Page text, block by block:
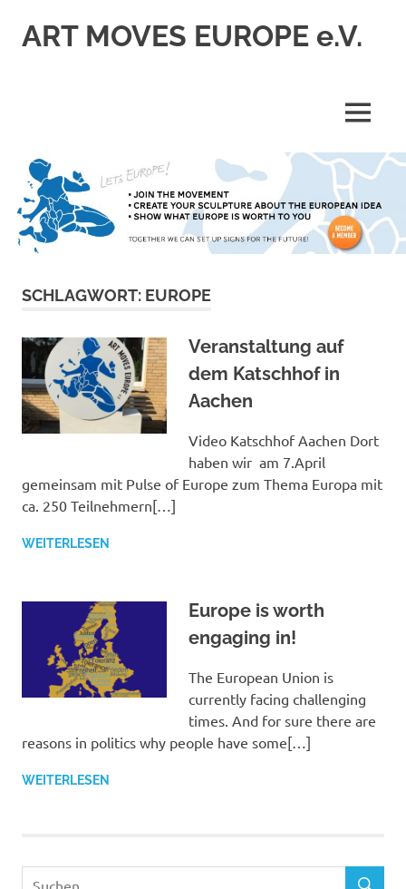
InhaltART MOVES EUROPE e.V.
MENÜ
SCHLAGWORT: EUROPE
Veranstaltung auf
dem Katschhof in
Aachen
Video Katschhof Aachen Dort
haben wir am 7.April
gemeinsam mit Pulse of Europe zum Thema Europa mit
ca. 250 Teilnehmern[…]
WEITERLESEN
Europe is worth
engaging in!
The European Union is
currently facing challenging
times. And for sure there are
reasons in politics why people have some[…]
WEITERLESEN